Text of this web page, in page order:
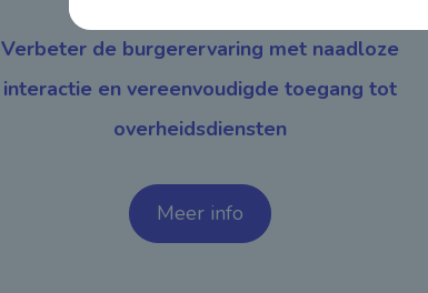
Verbeter de burgerervaring met naadloze
interactie en vereenvoudigde toegang tot
overheidsdiensten
Meer info